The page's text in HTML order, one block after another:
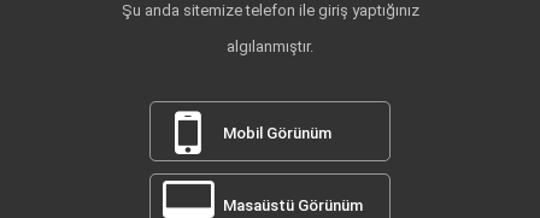
Şu anda sitemize telefon ile giriş yaptığınız
algılanmıştır.
Mobil Görünüm
Masaüstü Görünüm